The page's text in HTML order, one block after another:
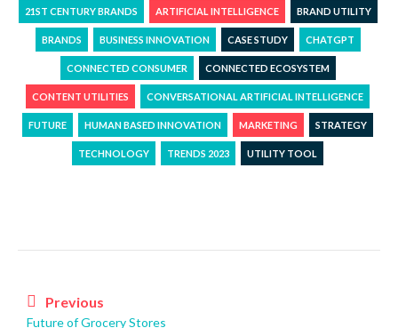
21ST CENTURY BRANDS ARTIFICIAL INTELLIGENCE BRAND UTILITY
BRANDS BUSINESS INNOVATION CASE STUDY CHATGPT
CONNECTED CONSUMER CONNECTED ECOSYSTEM
CONTENT UTILITIES CONVERSATIONAL ARTIFICIAL INTELLIGENCE
FUTURE HUMAN BASED INNOVATION MARKETING STRATEGY
TECHNOLOGY TRENDS 2023 UTILITY TOOL
Previous
Future of Grocery Stores